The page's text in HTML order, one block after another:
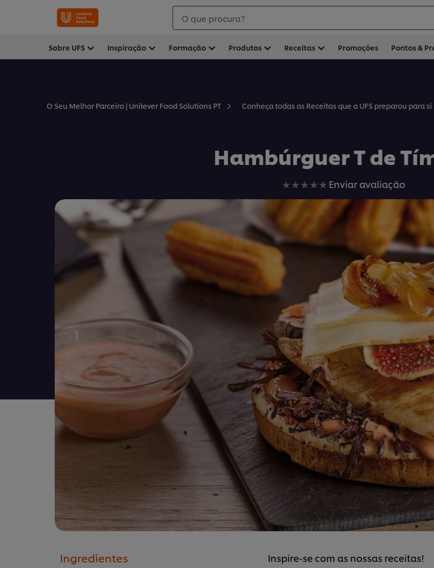
O que procura?
Sobre UFS Inspiração Formação Produtos Receitas Promoções Pontos &
O Seu Melhor Parceiro | Unilever Food Solutions PT Conheça todas as Receitas que a UFS preparou para si
Hambúrguer T de
Nenhuma
avaliação
enviada
para
recipe
Enviar avaliação
Ingredientes Inspire-se com as nossas receitas!